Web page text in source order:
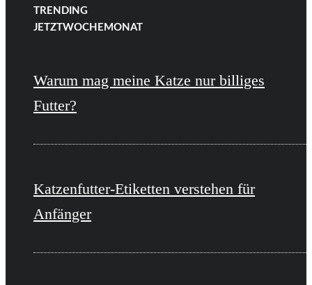
TRENDING
JETZTWOCHE MONAT
Warum mag meine Katze nur billiges
Futter?
Katzenfutter-Etiketten verstehen für
Anfänger